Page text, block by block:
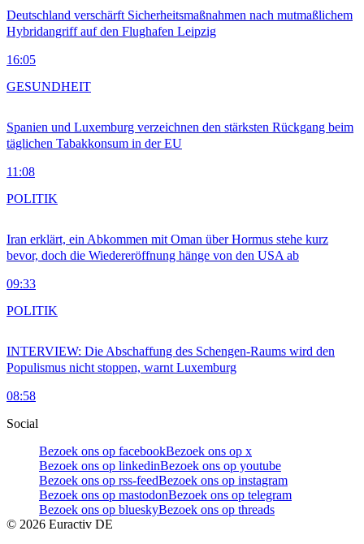
Deutschland verschärft Sicherheitsmaßnahmen nach mutmaßlichem
Hybridangriff auf den Flughafen Leipzig
16:05
Spanien und Luxemburg verzeichnen den stärksten Rückgang beim
täglichen Tabakkonsum in der EU
11:08
GESUNDHEIT
Iran erklärt, ein Abkommen mit Oman über Hormus stehe kurz
bevor, doch die Wiedereröffnung hänge von den USA ab
09:33
POLITIK
INTERVIEW: Die Abschaffung des Schengen-Raums wird den
Populismus nicht stoppen, warnt Luxemburg
08:58
POLITIK
Social
Bezoek ons op facebookBezoek ons op x
Bezoek ons op linkedinBezoek ons op youtube
Bezoek ons op rss-feedBezoek ons op instagram
Bezoek ons op mastodonBezoek ons op telegram
Bezoek ons op blueskyBezoek ons op threads
© 2026 Euractiv DE